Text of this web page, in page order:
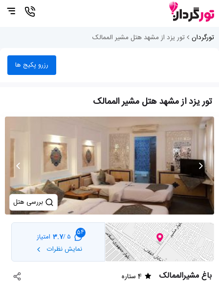
تورگردان تور یزد از مشهد هتل مشیر الممالک
رزرو پکیج ها
تور یزد از مشهد هتل مشیر الممالک
بررسی هتل
54
5 /
3.7 امتیاز
نمایش نظرات
باغ مشیرالممالک
4 ستاره